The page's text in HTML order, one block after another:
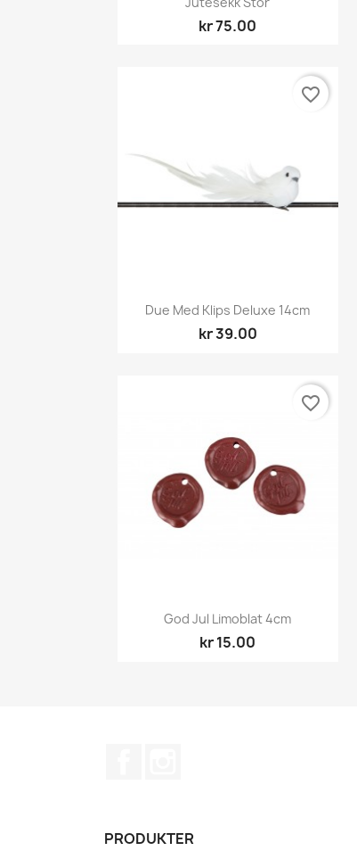
kr 75.00
Hurtigvisning
Due Med Klips Deluxe 14cm
kr 39.00
favorite_border
 Hurtigvisning
God Jul Limoblat 4cm
kr 15.00
favorite_border
PRODUKTER